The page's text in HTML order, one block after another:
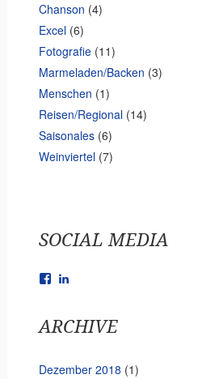
Chanson (4)
Excel(6)
Fotografie(11)
Marmeladen/Backen (3)
Menschen (1)
Reisen/Regional(14)
Saisonales(6)
Weinviertel(7)
SOCIAL MEDIA
Facebook
ARCHIVE
Dezember 2018 (1)